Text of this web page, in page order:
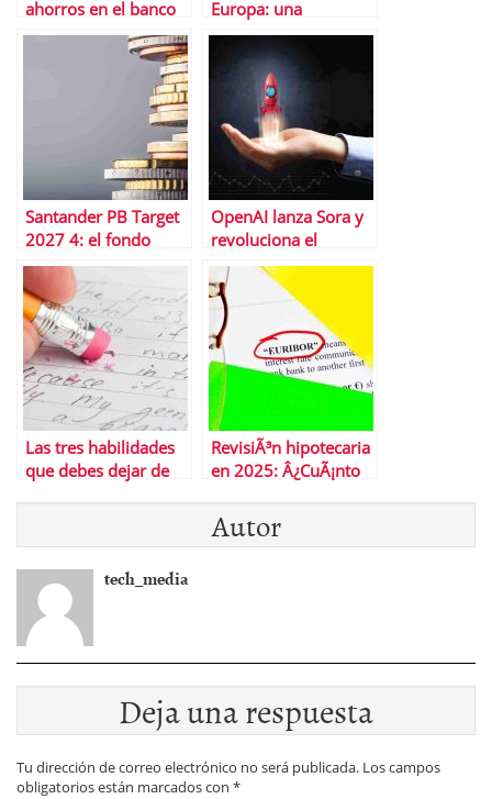
ahorros en el banco
apenas crecen?Â
Europa: una
revoluciÃ³n silenciosa
en la inversiÃ³n
Santander PB Target
2027 4: el fondo
mÃ¡s vendido en
febrero de 2025
OpenAI lanza Sora y
revoluciona el
mercado: startups de
vÃ­deo generativo en
el punto de mira de
los inversores
Las tres habilidades
que debes dejar de
RevisiÃ³n hipotecaria
en 2025: Â¿CuÃ¡nto
la caÃ­da del EurÃ­bor?
Autor
tech_media
Deja una respuesta
Tu dirección de correo electrónico no será publicada. Los campos
obligatorios están marcados con *